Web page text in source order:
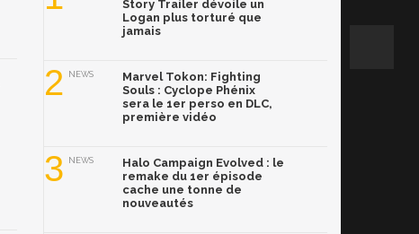
Story Trailer dévoile un
Logan plus torturé que
jamais
2 NEWS
Marvel Tokon: Fighting
Souls : Cyclope Phénix
sera le 1er perso en DLC,
première vidéo
3 NEWS
Halo Campaign Evolved : le
remake du 1er épisode
cache une tonne de
nouveautés